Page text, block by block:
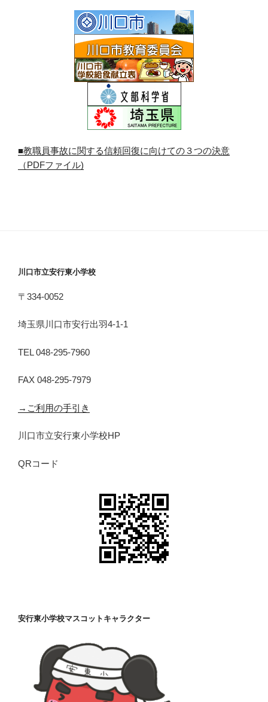
■教職員事故に関する信頼回復に向けての３つの決意
（PDFファイル)
川口市立安行東小学校
〒334-0052
埼玉県川口市安行出羽4-1-1
TEL 048-295-7960
FAX 048-295-7979
→ご利用の手引き
川口市立安行東小学校HP
QRコード
安行東小学校マスコットキャラクター